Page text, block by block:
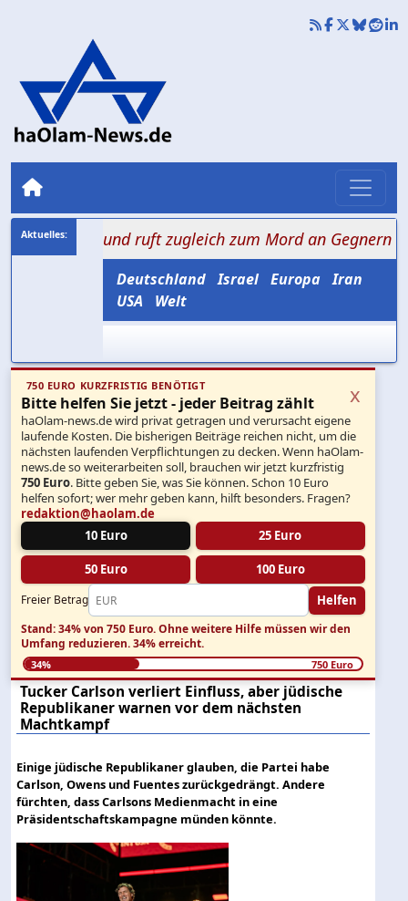
und ruft zugleich zum Mord an Gegnern auf +++
Deutschland Israel Europa Iran
USA
Welt
750 EURO KURZFRISTIG BENÖTIGT
Bitte helfen Sie jetzt - jeder Beitrag zählt
haOlam-news.de wird privat getragen und verursacht eigene
laufende Kosten. Die bisherigen Beiträge reichen nicht, um die
nächsten laufenden Verpflichtungen zu decken. Wenn haOlam-
news.de so weiterarbeiten soll, brauchen wir jetzt kurzfristig
750 Euro. Bitte geben Sie, was Sie können. Schon 10 Euro
helfen sofort; wer mehr geben kann, hilft besonders. Fragen?
redaktion@haolam.de
10 Euro
25 Euro
50 Euro 100 Euro
Freier Betrag Helfen
x
Stand: 34% von 750 Euro.Ohne weitere Hilfe müssen wir den
Umfang reduzieren.34% erreicht.
34% 750 Euro
Tucker Carlson verliert Einfluss, aber jüdische
Republikaner warnen vor dem nächsten
Machtkampf
Einige jüdische Republikaner glauben, die Partei habe
Carlson, Owens und Fuentes zurückgedrängt. Andere
fürchten, dass Carlsons Medienmacht in eine
Präsidentschaftskampagne münden könnte.